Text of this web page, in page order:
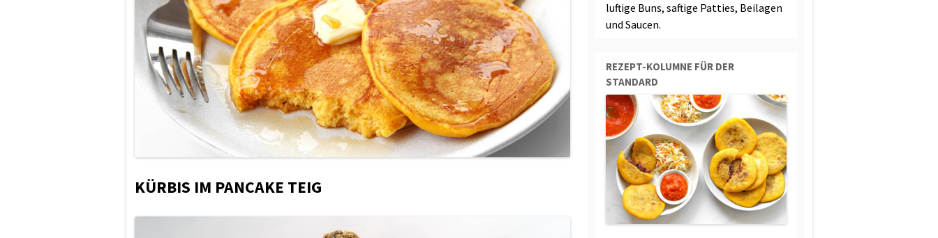
KÜRBIS IM PANCAKE TEIG
luftige Buns, saftige Patties, Beilagen
und Saucen.
REZEPT-KOLUMNE FÜR DER
STANDARD